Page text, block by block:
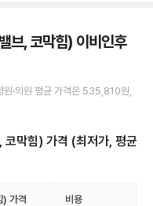
브, 코막힘) 이비인후
원·의원 평균 가격은 535,810원
코막힘) 가격 (최저가, 평균
) 가격 비용